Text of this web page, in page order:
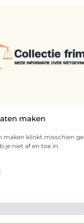
maken
maken klinkt misschien
je niet af en toe in